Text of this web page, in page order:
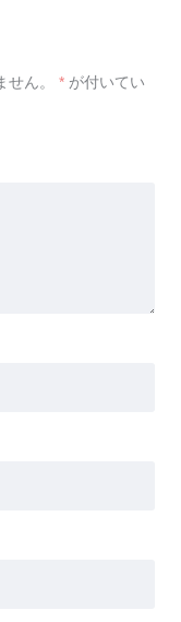
ん。 * が付いてい